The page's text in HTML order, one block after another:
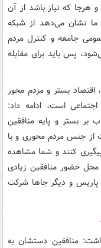
هرجا که نیاز باشد از آن
نشان می‌دهد از شبکه
جامعه و کنترل مردم
پس باید برای مقابله
اقتصاد بستر و مردم محور
است‌، ادامه داد:
بر بستر و پایه منافقین
از جنس مردم محوری و با
کنند و شما مشاهده
محل حضور منافقین زیادی
پاریس و دیگر جاها شرکت
منافقین دستشان به